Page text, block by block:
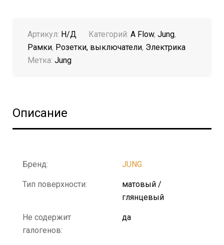
Артикул: Н/Д Категорий: A Flow, Jung,
Рамки, Розетки, выключатели, Электрика
Метка: Jung
Описание
Бренд: JUNG
Тип поверхности:
матовый /
глянцевый
Не содержит
галогенов:
да